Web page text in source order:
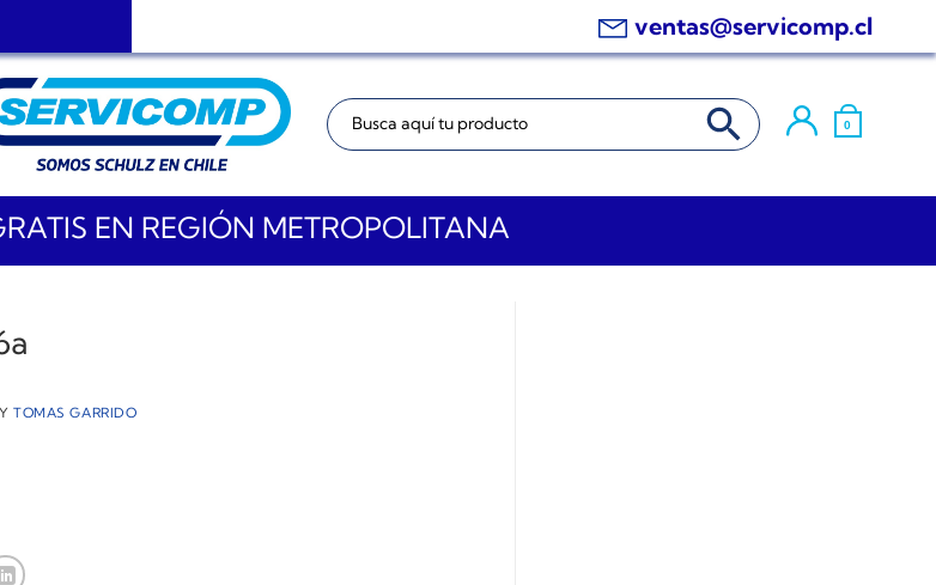
ventas@servicomp.cl
Buscar: BOTÓN DE BÚSQUEDA
0
EN REGIÓN METROPOLITANA
TOMAS GARRIDO